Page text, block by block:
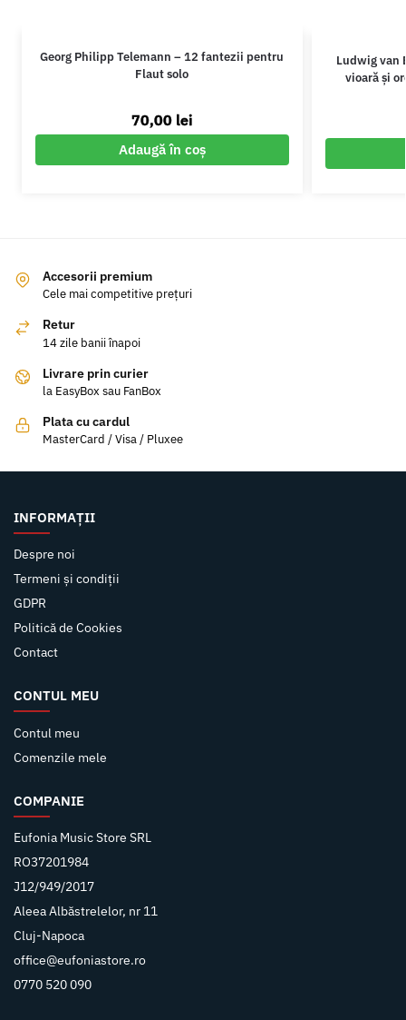
Georg Philipp Telemann – 12 fantezii pentru
Flaut solo
70,00 lei
Adaugă în coș
Ludwig van
vioară și
Accesorii premium
Cele mai competitive prețuri
Retur
14 zile banii înapoi
Livrare prin curier
la EasyBox sau FanBox
Plata cu cardul
MasterCard / Visa / Pluxee
INFORMAȚII
Despre noi
Termeni și condiții
GDPR
Politică de Cookies
Contact
CONTUL MEU
Contul meu
Comenzile mele
COMPANIE
Eufonia Music Store SRL
RO37201984
J12/949/2017
Aleea Albăstrelelor, nr 11
Cluj-Napoca
office@eufoniastore.ro
0770 520 090